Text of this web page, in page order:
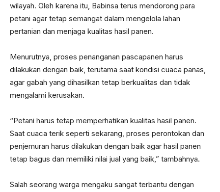
wilayah. Oleh karena itu, Babinsa terus mendorong para
petani agar tetap semangat dalam mengelola lahan
pertanian dan menjaga kualitas hasil panen.
Menurutnya, proses penanganan pascapanen harus
dilakukan dengan baik, terutama saat kondisi cuaca panas,
agar gabah yang dihasilkan tetap berkualitas dan tidak
mengalami kerusakan.
“Petani harus tetap memperhatikan kualitas hasil panen.
Saat cuaca terik seperti sekarang, proses perontokan dan
penjemuran harus dilakukan dengan baik agar hasil panen
tetap bagus dan memiliki nilai jual yang baik,” tambahnya.
Salah seorang warga mengaku sangat terbantu dengan